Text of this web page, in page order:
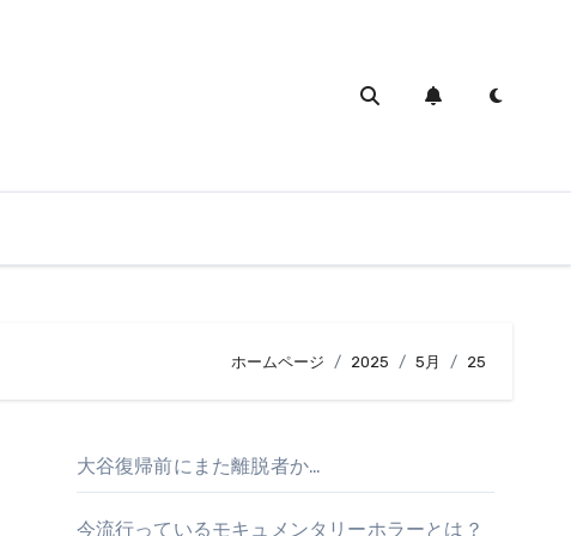
ホームページ 2025 5月 25
大谷復帰前にまた離脱者か…
今流行っているモキュメンタリーホラーとは？